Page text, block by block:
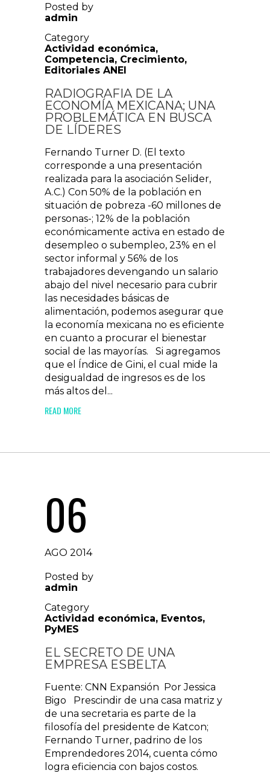
Posted by
admin
Category
Actividad económica,
Competencia, Crecimiento,
Editoriales ANEI
RADIOGRAFIA DE LA
ECONOMÍA MEXICANA; UNA
PROBLEMÁTICA EN BUSCA
DE LÍDERES
Fernando Turner D. (El texto
corresponde a una presentación
realizada para la asociación Selider,
A.C.) Con 50% de la población en
situación de pobreza -60 millones de
personas-; 12% de la población
económicamente activa en estado de
desempleo o subempleo, 23% en el
sector informal y 56% de los
trabajadores devengando un salario
abajo del nivel necesario para cubrir
las necesidades básicas de
alimentación, podemos asegurar que
la economía mexicana no es eficiente
en cuanto a procurar el bienestar
social de las mayorías. Si agregamos
que el Índice de Gini, el cual mide la
desigualdad de ingresos es de los
más altos del...
READ MORE
06
AGO 2014
Posted by
admin
Category
Actividad económica, Eventos,
PyMES
EL SECRETO DE UNA
EMPRESA ESBELTA
Fuente: CNN Expansión Por Jessica
Bigo Prescindir de una casa matriz y
de una secretaria es parte de la
filosofía del presidente de Katcon;
Fernando Turner, padrino de los
Emprendedores 2014, cuenta cómo
logra eficiencia con bajos costos.